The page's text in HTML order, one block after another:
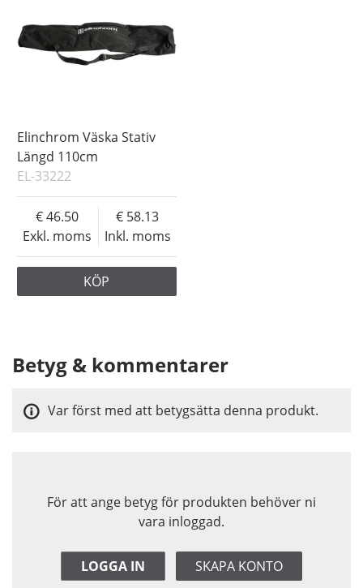
Elinchrom Väska Stativ
Längd 110cm
EL-33222
Exkl. moms
46.50
Inkl. moms
58.13
KÖP
Betyg & kommentarer
För att ange betyg för produkten behöver ni
vara inloggad.
LOGGA IN SKAPA KONTO
Var först med att betygsätta denna produkt.